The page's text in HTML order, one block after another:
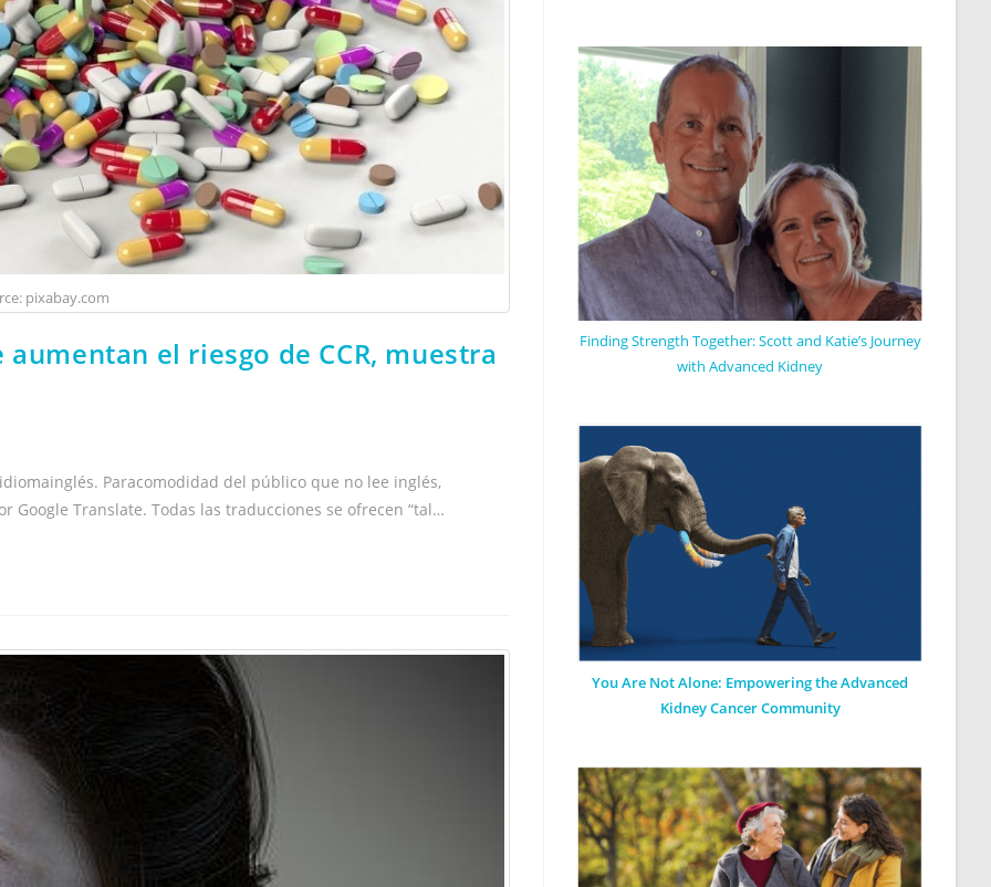
pixabay.com
el riesgo de CCR, muestra
Paracomodidad del público que no lee inglés,
Translate. Todas las traducciones se ofrecen “tal…
Finding Strength Together: Scott and Katie’s Journey
with Advanced Kidney
You Are Not Alone: Empowering the Advanced
Kidney Cancer Community